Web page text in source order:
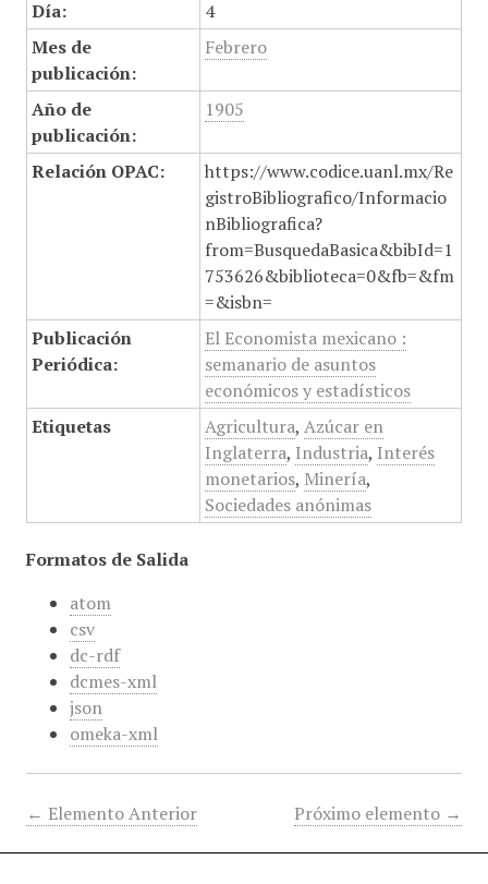
Día:
4
Mes de
publicación:
Febrero
Año de
publicación:
1905
Relación OPAC:
https://www.codice.uanl.mx/Re
gistroBibliografico/Informacio
nBibliografica?
from=BusquedaBasica&bibId=1
753626&biblioteca=0&fb=&fm
=&isbn=
Publicación
Periódica:
El Economista mexicano :
semanario de asuntos
económicos y estadísticos
Etiquetas
Agricultura, Azúcar en
Inglaterra, Industria, Interés
monetarios, Minería,
Sociedades anónimas
Formatos de Salida
atom
csv
dc-rdf
dcmes-xml
json
omeka-xml
← Elemento Anterior Próximo elemento →